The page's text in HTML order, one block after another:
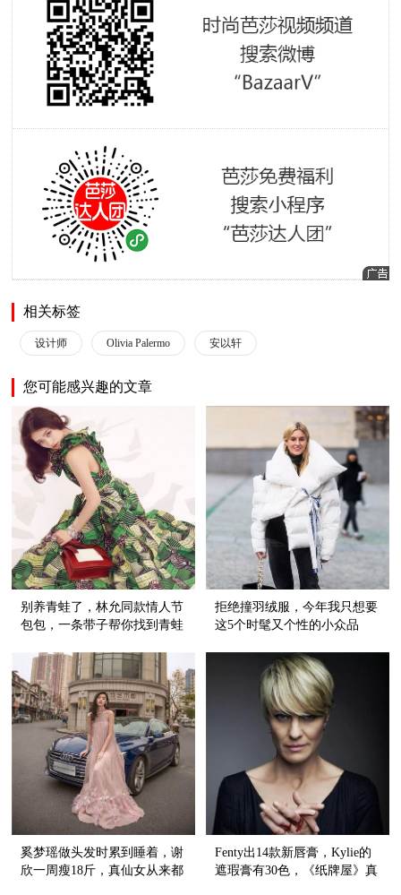
相关标签
设计师 Olivia Palermo 安以轩
您可能感兴趣的文章
别养青蛙了，林允同款情人节
包包，一条带子帮你找到青蛙
拒绝撞羽绒服，今年我只想要
这5个时髦又个性的小众品
奚梦瑶做头发时累到睡着，谢
欣一周瘦18斤，真仙女从来都
Fenty出14款新唇膏，Kylie的
遮瑕膏有30色，《纸牌屋》真